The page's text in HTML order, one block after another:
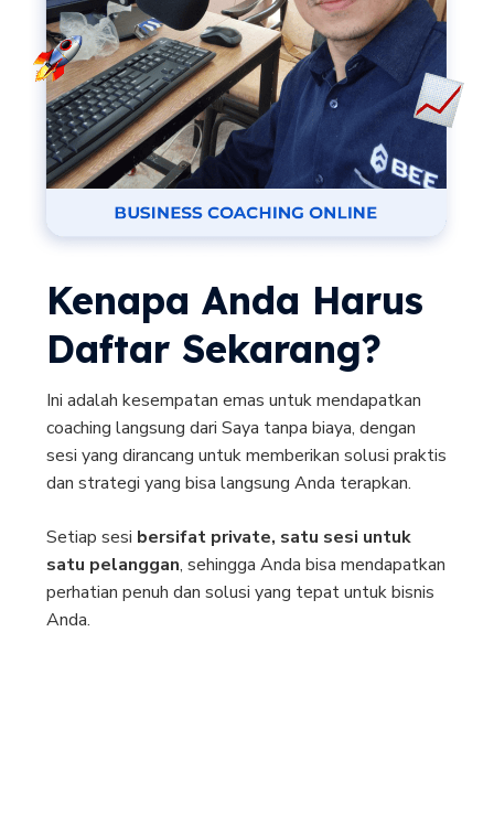
Kenapa Anda Harus
Daftar Sekarang?
Ini adalah kesempatan emas untuk mendapatkan
coaching langsung dari Saya tanpa biaya, dengan
sesi yang dirancang untuk memberikan solusi praktis
dan strategi yang bisa langsung Anda terapkan.
Setiap sesi bersifat private, satu sesi untuk
satu pelanggan, sehingga Anda bisa mendapatkan
perhatian penuh dan solusi yang tepat untuk bisnis
Anda.